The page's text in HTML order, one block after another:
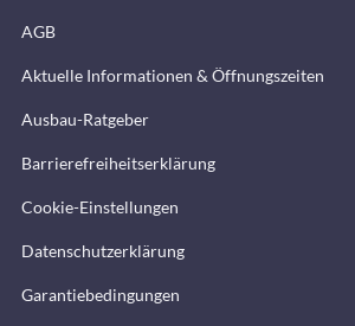
AGB
Aktuelle Informationen & Öffnungszeiten
Ausbau-Ratgeber
Barrierefreiheitserklärung
Cookie-Einstellungen
Datenschutzerklärung
Garantiebedingungen